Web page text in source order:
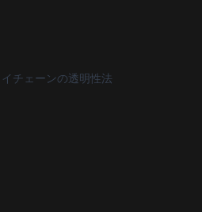
チェーンの透明性法